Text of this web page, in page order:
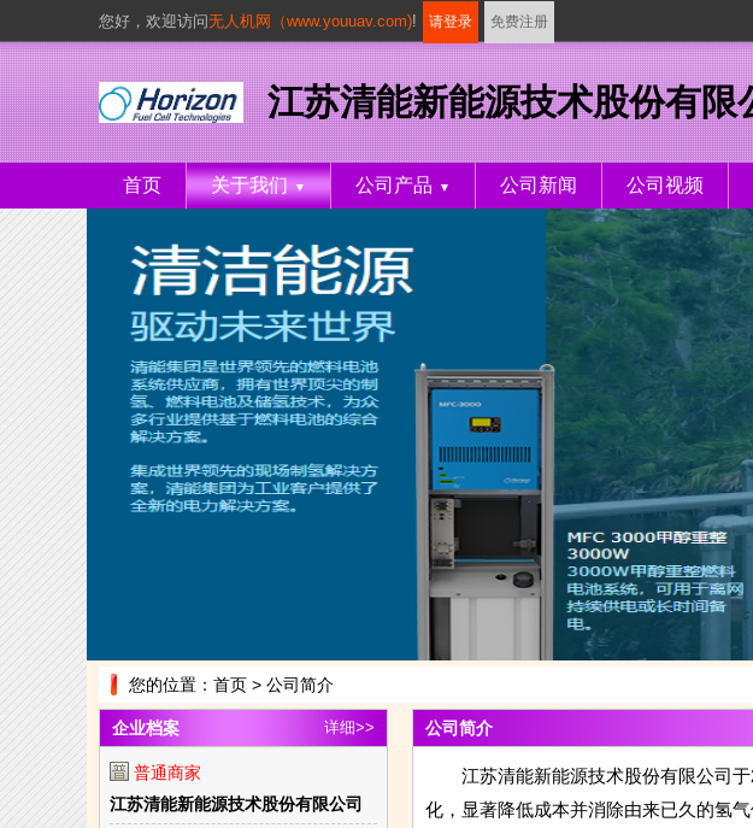
您好， 欢迎访问无人机网（www.youuav.com)! 请登录 免费注册
江苏清能新能源技术股份有限
首页 关于我们 ▼ 公司产品 ▼ 公司新闻 公司视频
您的位置： 首页 > 公司简介
企业档案 详细>>
普通商家
江苏清能新能源技术股份有限公司
公司简介
江苏清能新能源技术股份有限公司于
化，显著降低成本并消除由来已久的氢